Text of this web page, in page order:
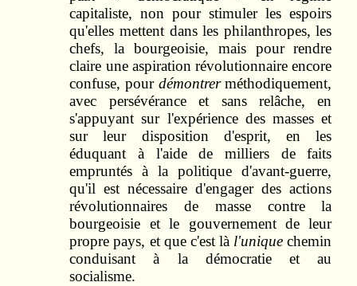
capitaliste, non pour stimuler les espoirs
qu'elles mettent dans les philanthropes, les
chefs, la bourgeoisie, mais pour rendre
claire une aspiration révolutionnaire encore
confuse, pour démontrerméthodiquement,
avec persévérance et sans relâche, en
s'appuyant sur l'expérience des masses et
sur leur disposition d'esprit, en les
éduquant à l'aide de milliers de faits
empruntés à la politique d'avant‑guerre,
qu'il est nécessaire d'engager des actions
révolutionnaires de masse contre la
bourgeoisie et le gouvernement de leur
propre pays, et que c'est là l'unique chemin
conduisant à la démocratie et au
socialisme.